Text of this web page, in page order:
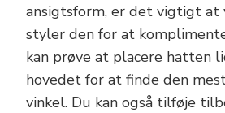
ansigtsform, er det vigtigt at
styler den for at
kan prøve at placere hatten
hovedet for at finde den
vinkel. Du kan også tilføje